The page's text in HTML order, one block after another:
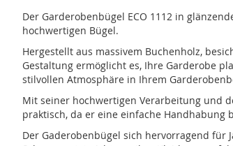
der
Bildergalerie
Der Garderobenbügel ECO 1112 in
hochwertigen Bügel.
Hergestellt aus massivem Buchenholz,
Gestaltung ermöglicht es, Ihre Garderobe
stilvollen Atmosphäre in Ihrem
Mit seiner hochwertigen Verarbeitung und
praktisch, da er eine einfache
Der Gaderobenbügel sich hervorragend für